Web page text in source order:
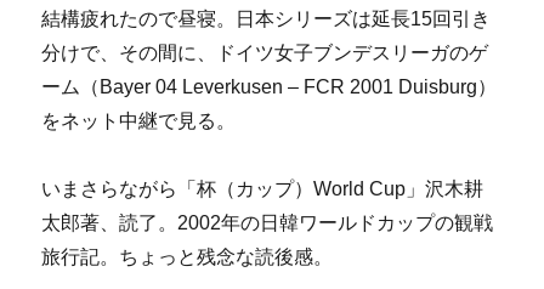
結構疲れたので昼寝。日本シリーズは延長15回引き
分けで、その間に、ドイツ女子ブンデスリーガのゲ
ーム（Bayer 04 Leverkusen – FCR 2001 Duisburg）
をネット中継で見る。
いまさらながら「杯（カップ）World Cup」沢木耕
太郎著、読了。2002年の日韓ワールドカップの観戦
旅行記。ちょっと残念な読後感。